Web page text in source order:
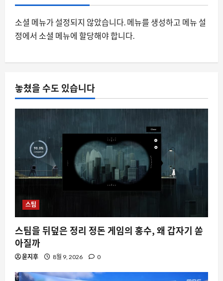
지지율도 근저당인 거 같습니다: 이재명
정권의 정치적 담보 가치 하락과 그 파장
스팀 덱 커널 버전 표시 논란과 시스템 정
보 인식의 혼란
요즘뜨는소식
여름철 편의점 생수 공짜 이벤트, 왜 매일
오후 2시가 핫한가
8월 9, 2026 0
소셜 메뉴가 설정되지 않았습니다. 메뉴를 생성하고 메뉴 설
정에서 소셜 메뉴에 할당해야 합니다.
놓쳤을 수도 있습니다
스팀
스팀을 뒤덮은 정리 정돈 게임의 홍수, 왜 갑자기 쏟
아질까
윤지후 8월 9, 2026 0